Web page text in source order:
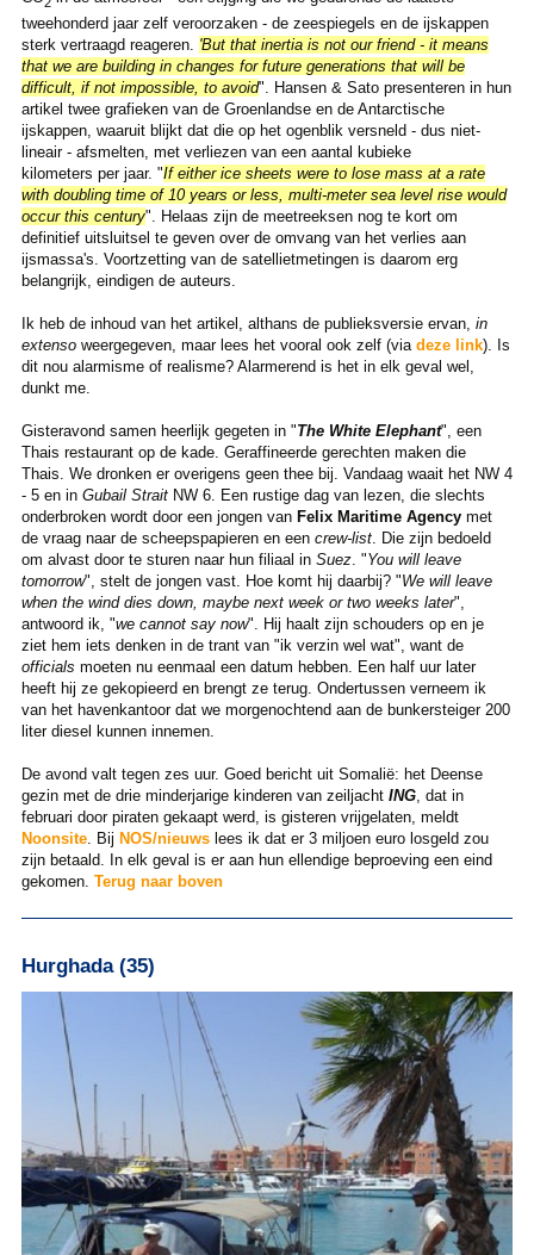
tweehonderd jaar zelf veroorzaken - de zeespiegels en de ijskappen
sterk vertraagd reageren. 'But that inertia is not our friend - it means
that we are building in changes for future generations that will be
difficult, if not impossible, to avoid". Hansen & Sato presenteren in hun
artikel twee grafieken van de Groenlandse en de Antarctische
ijskappen, waaruit blijkt dat die op het ogenblik versneld - dus niet-
lineair - afsmelten, met verliezen van een aantal kubieke
kilometers per jaar. "If either ice sheets were to lose mass at a rate
with doubling time of 10 years or less, multi-meter sea level rise would
occur this century". Helaas zijn de meetreeksen nog te kort om
definitief uitsluitsel te geven over de omvang van het verlies aan
ijsmassa's. Voortzetting van de satellietmetingen is daarom erg
belangrijk, eindigen de auteurs.
Ik heb de inhoud van het artikel, althans de publieksversie ervan, in
extensoweergegeven, maar lees het vooral ook zelf (via deze link). Is
dit nou alarmisme of realisme? Alarmerend is het in elk geval wel,
dunkt me.
Gisteravond samen heerlijk gegeten in "The White Elephant", een
Thais restaurant op de kade. Geraffineerde gerechten maken die
Thais. We dronken er overigens geen thee bij. Vandaag waait het NW 4
- 5 en in Gubail StraitNW 6. Een rustige dag van lezen, die slechts
onderbroken wordt door een jongen van Felix Maritime Agencymet
de vraag naar de scheepspapieren en een crew-list. Die zijn bedoeld
om alvast door te sturen naar hun filiaal in Suez. "You will leave
tomorrow", stelt de jongen vast. Hoe komt hij daarbij? "We will leave
when the wind dies down, maybe next week or two weeks later",
antwoord ik, "we cannot say now". Hij haalt zijn schouders op en je
ziet hem iets denken in de trant van "ik verzin wel wat", want de
officials moeten nu eenmaal een datum hebben. Een half uur later
heeft hij ze gekopieerd en brengt ze terug. Ondertussen verneem ik
van het havenkantoor dat we morgenochtend aan de bunkersteiger 200
liter diesel kunnen innemen.
De avond valt tegen zes uur. Goed bericht uit Somalië: het Deense
gezin met de drie minderjarige kinderen van zeiljacht ING, dat in
februari door piraten gekaapt werd, is gisteren vrijgelaten, meldt
Noonsite. Bij NOS/nieuwslees ik dat er 3 miljoen euro losgeld zou
zijn betaald. In elk geval is er aan hun ellendige beproeving een eind
gekomen. Terug naar boven
Hurghada (35)